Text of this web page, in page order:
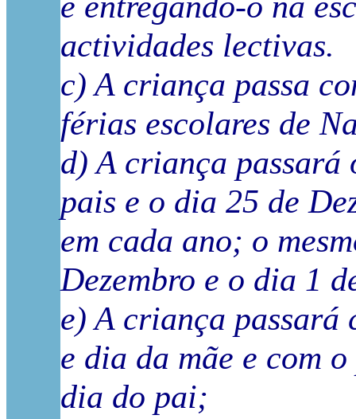
actividades lectivas.
c) A criança passa
férias escolares de
d) A criança passará
pais e o dia 25 de
em cada ano; o
Dezembro e o dia 1
e) A criança passará
e dia da mãe e com
dia do pai;